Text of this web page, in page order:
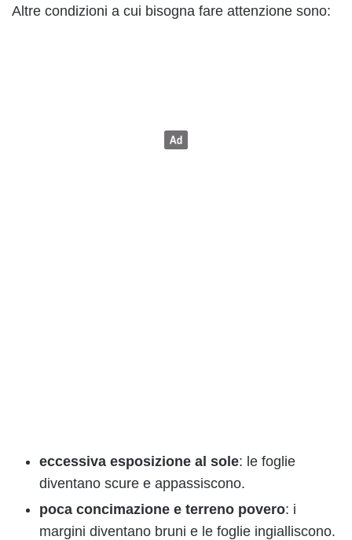
Altre condizioni a cui bisogna fare attenzione sono:
eccessiva esposizione al sole: le foglie
diventano scure e appassiscono.
poca concimazione e terreno povero: i
margini diventano bruni e le foglie ingialliscono.